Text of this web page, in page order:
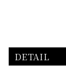
DETAIL